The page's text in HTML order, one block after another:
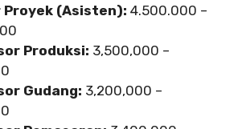
Proyek (Asisten): 4.500.000 –
Produksi: 3,500,000 –
Gudang: 3,200,000 –